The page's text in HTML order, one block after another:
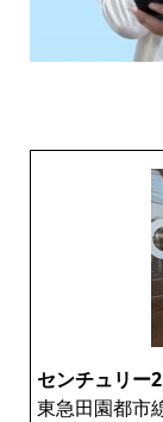
センチュリー
東急田園都市